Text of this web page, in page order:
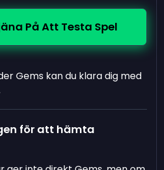
På Att Testa Spel
Gems kan du klara dig med
för att hämta